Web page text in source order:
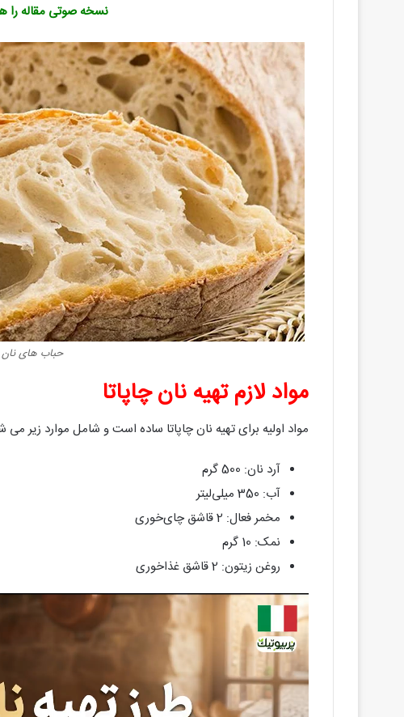
نسخه صوتی مقاله را
حباب های نان
مواد لازم تهیه نان چاپاتا
مواد اولیه برای تهیه نان چاپاتا ساده است و شامل موارد زیر می
آرد نان: 500 گرم
آب: 350 میلی‌لیتر
مخمر فعال: 2 قاشق چای‌خوری
نمک: 10 گرم
روغن زیتون: 2 قاشق غذاخوری